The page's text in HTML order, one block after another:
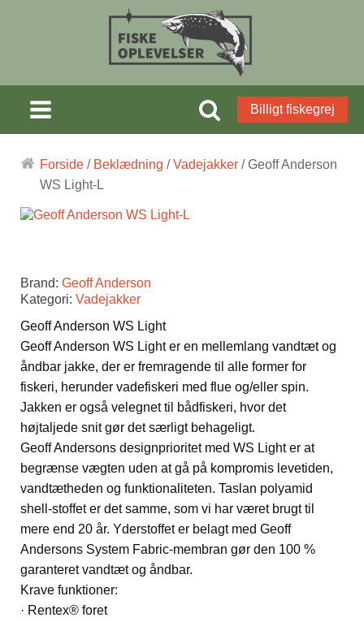
Billigt fiskegrej
Forside / Beklædning /Vadejakker / Geoff Anderson
WS Light-L
Brand: Geoff Anderson
Kategori: Vadejakker
Geoff Anderson WS Light
Geoff Anderson WS Light er en mellemlang vandtæt og
åndbar jakke, der er fremragende til alle former for
fiskeri, herunder vadefiskeri med flue og/eller spin.
Jakken er også velegnet til bådfiskeri, hvor det
højtaljede snit gør det særligt behageligt.
Geoff Andersons designprioritet med WS Light er at
begrænse vægten uden at gå på kompromis levetiden,
vandtætheden og funktionaliteten. Taslan polyamid
shell-stoffet er det samme, som vi har været brugt til
mere end 20 år. Yderstoffet er belagt med Geoff
Andersons System Fabric-membran gør den 100 %
garanteret vandtæt og åndbar.
Krave funktioner:
· Rentex® foret